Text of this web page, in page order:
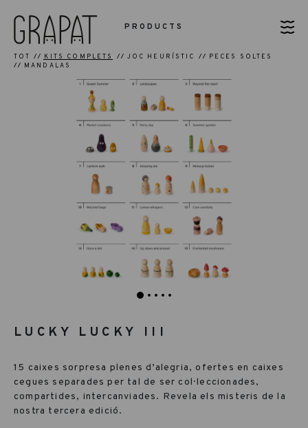
PRODUCTS
TOT KITS COMPLETS JOC HEURÍSTIC
PECES SOLTES
MANDALAS
LUCKY LUCKY III
15 caixes sorpresa plenes d’alegria, ofertes en caixes
cegues separades per tal de ser col·leccionades,
compartides, intercanviades. Revela els misteris de la
nostra tercera edició.